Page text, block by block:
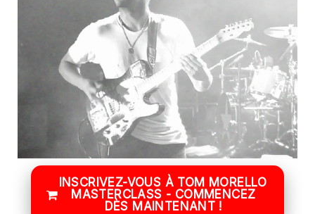
INSCRIVEZ-VOUS À TOM MORELLO
MASTERCLASS - COMMENCEZ
DÈS MAINTENANT !